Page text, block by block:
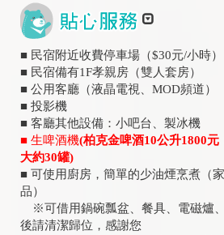
■ 民宿附近收費停車場（$30元/小時）
■ 民宿備有1F孝親房（雙人套房）
■ 公用客廳（液晶電視、MOD頻道）
■ 投影機
■ 客廳其他設備：小吧台、製冰機
■ 生啤酒機(柏克金啤酒10公升1800元
大約30罐)
■ 可使用廚房，簡單的少油煙烹煮（
品）
※可借用鍋碗瓢盆、餐具、電磁爐
後請清潔歸位，感謝您